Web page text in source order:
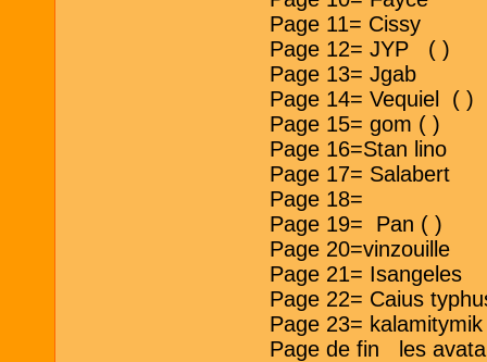
Page 11= Cissy
Page 12= JYP ( )
Page 13= Jgab
Page 14= Vequiel ( )
Page 15= gom ( )
Page 16=Stan lino
Page 17= Salabert
Page 18=
Page 19= Pan ( )
Page 20=vinzouille
Page 21= Isangeles
Page 22= Caius
Page 23= kalamitymik
Page de fin les